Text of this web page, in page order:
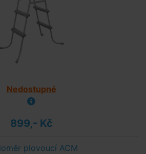
Nedostupné
899,- Kč
plovoucí ACM